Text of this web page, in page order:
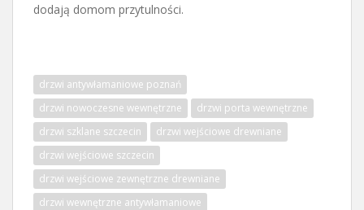
dodają domom przytulności.
drzwi antywłamaniowe poznań
drzwi nowoczesne wewnętrzne
drzwi porta wewnętrzne
drzwi szklane szczecin
drzwi wejściowe drewniane
drzwi wejściowe szczecin
drzwi wejściowe zewnętrzne drewniane
drzwi wewnętrzne antywłamaniowe